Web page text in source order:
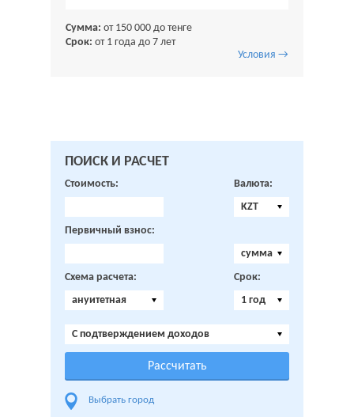
Сумма: от 150 000 до тенге
Срок: от 1 года до 7 лет
Условия →
ПОИСК И РАСЧЕТ
Стоимость:
Валюта:
KZT
Первичный взнос:
сумма
Схема расчета:
ануитетная
Срок:
1 год
C подтверждением доходов
Выбрать город